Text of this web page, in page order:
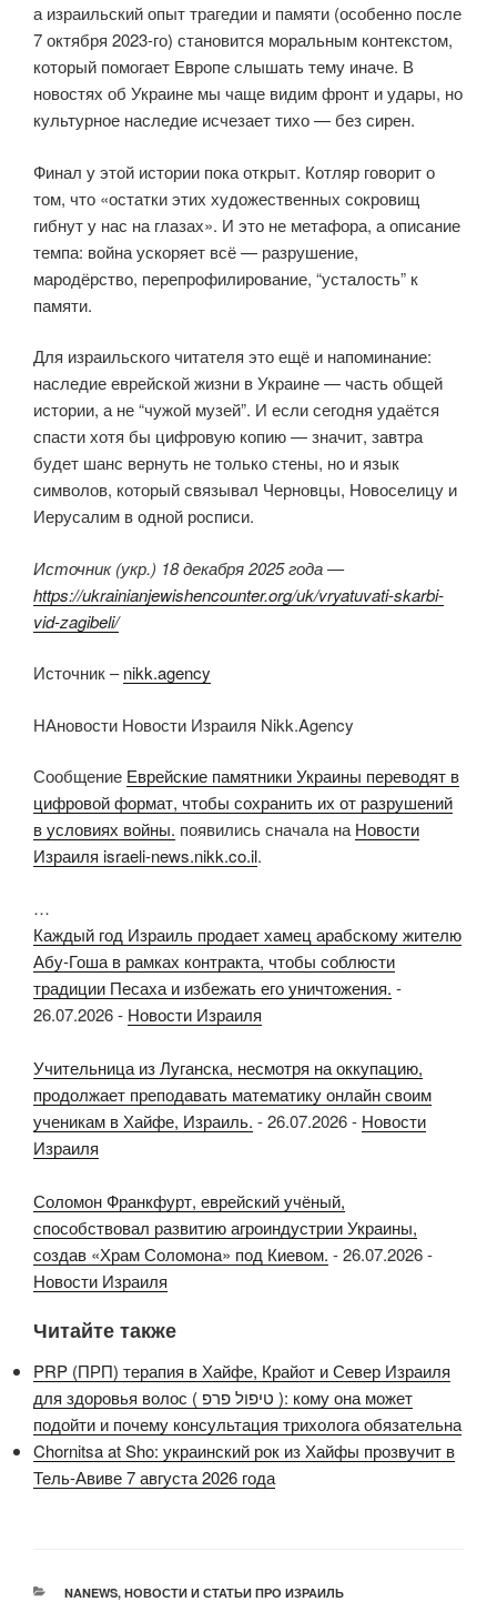
а израильский опыт трагедии и памяти (особенно после
7 октября 2023-го) становится моральным контекстом,
который помогает Европе слышать тему иначе. В
новостях об Украине мы чаще видим фронт и удары, но
культурное наследие исчезает тихо — без сирен.
Финал у этой истории пока открыт. Котляр говорит о
том, что «остатки этих художественных сокровищ
гибнут у нас на глазах». И это не метафора, а описание
темпа: война ускоряет всё — разрушение,
мародёрство, перепрофилирование, “усталость” к
памяти.
Для израильского читателя это ещё и напоминание:
наследие еврейской жизни в Украине — часть общей
истории, а не “чужой музей”. И если сегодня удаётся
спасти хотя бы цифровую копию — значит, завтра
будет шанс вернуть не только стены, но и язык
символов, который связывал Черновцы, Новоселицу и
Иерусалим в одной росписи.
Источник (укр.) 18 декабря 2025 года —
https://ukrainianjewishencounter.org/uk/vryatuvati-skarbi-
vid-zagibeli/
Источник –nikk.agency
НАновости Новости Израиля Nikk.Agency
Сообщение Еврейские памятники Украины переводят в
цифровой формат, чтобы сохранить их от разрушений
в условиях войны. появились сначала наНовости
Израиля israeli-news.nikk.co.il.
…
Каждый год Израиль продает хамец арабскому жителю
Абу-Гоша в рамках контракта, чтобы соблюсти
традиции Песаха и избежать его уничтожения. -
26.07.2026- Новости Израиля
Учительница из Луганска, несмотря на оккупацию,
продолжает преподавать математику онлайн своим
ученикам в Хайфе, Израиль. -26.07.2026- Новости
Израиля
Соломон Франкфурт, еврейский учёный,
способствовал развитию агроиндустрии Украины,
создав «Храм Соломона» под Киевом. -26.07.2026-
Новости Израиля
Читайте также
PRP (ПРП) терапия в Хайфе, Крайот и Север Израиля
для здоровья волос ( טיפול פרפ ): кому она может
подойти и почему консультация трихолога обязательна
Chornitsa at Sho: украинский рок из Хайфы прозвучит в
Тель-Авиве 7 августа 2026 года
РУБРИКИ
NANEWS, НОВОСТИ И СТАТЬИ ПРО ИЗРАИЛЬ